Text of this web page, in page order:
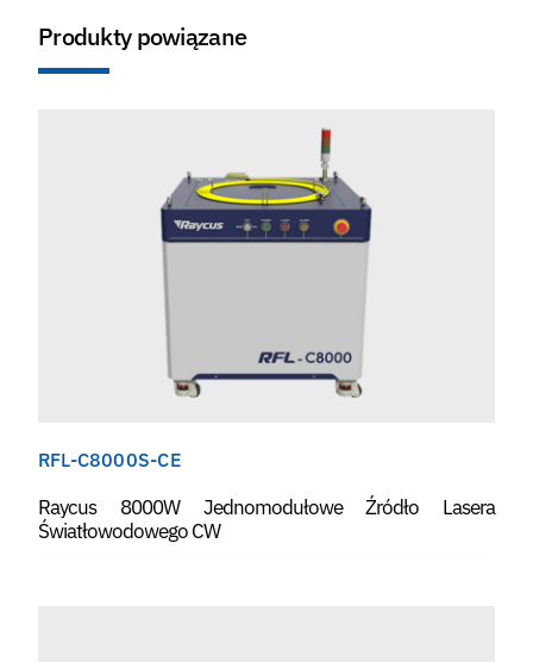
Produkty powiązane
RFL-C8000S-CE
Raycus 8000W Jednomodułowe Źródło Lasera
Światłowodowego CW